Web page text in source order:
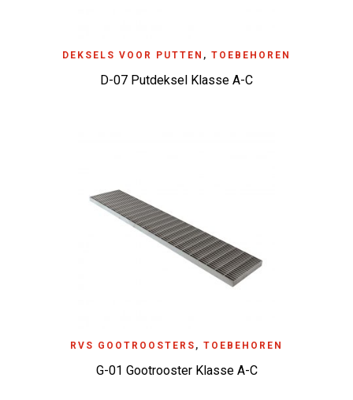
DEKSELS VOOR PUTTEN , TOEBEHOREN
D-07 Putdeksel Klasse A-C
RVS GOOTROOSTERS , TOEBEHOREN
G-01 Gootrooster Klasse A-C